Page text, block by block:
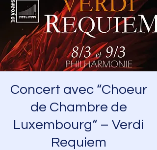
Concert avec “Choeur
de Chambre de
Luxembourg“ – Verdi
Requiem